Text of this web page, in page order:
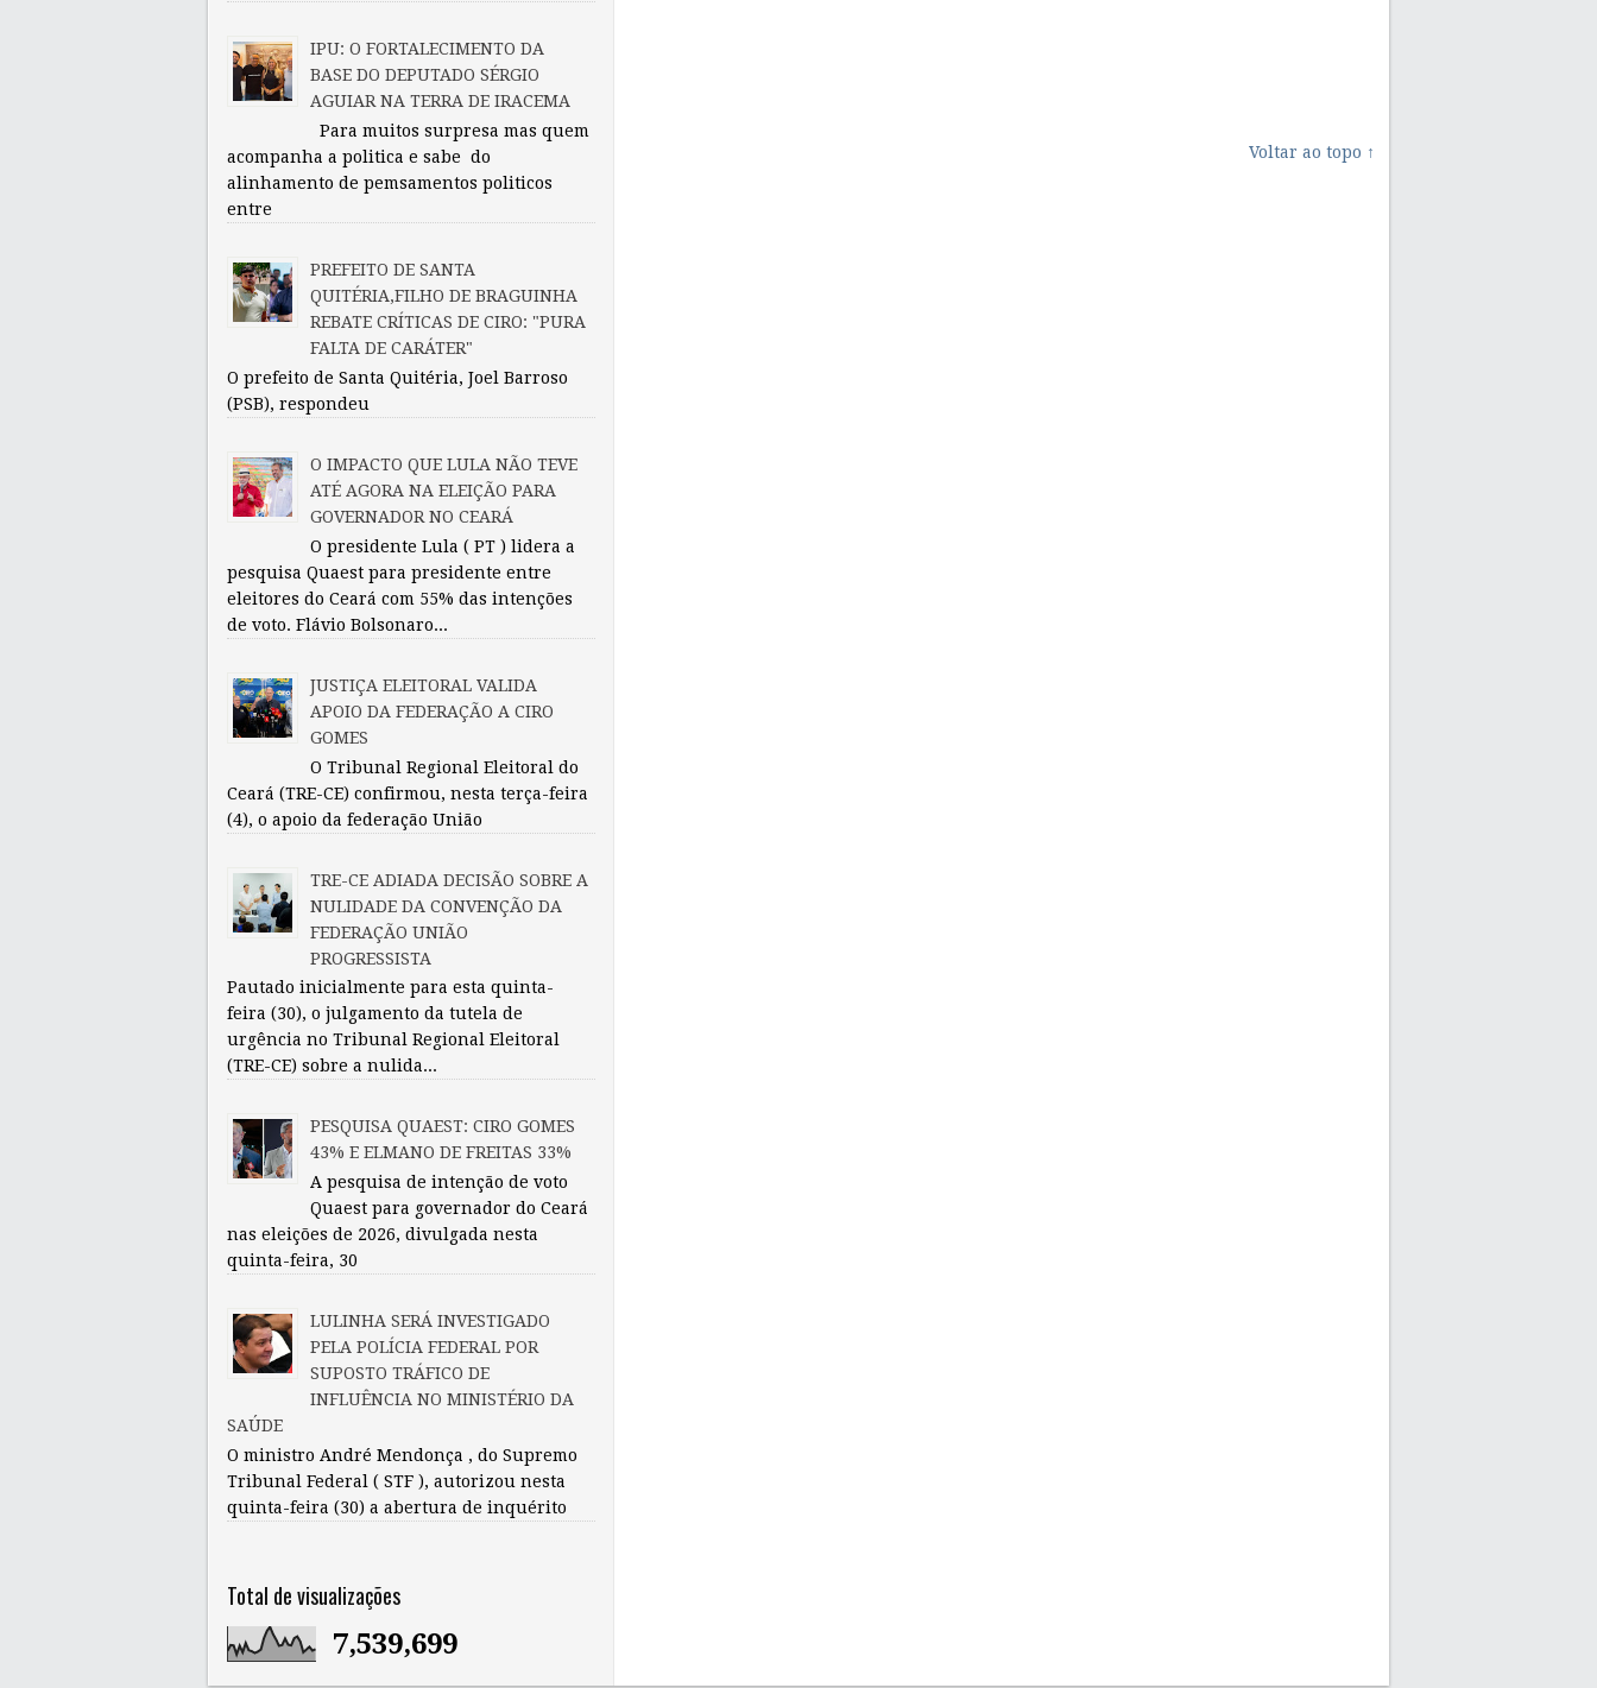
Voltar ao topo ↑
IPU: O FORTALECIMENTO DA
BASE DO DEPUTADO SÉRGIO
AGUIAR NA TERRA DE IRACEMA
Para muitos surpresa mas quem
acompanha a politica e sabe do
alinhamento de pemsamentos politicos
entre
PREFEITO DE SANTA
QUITÉRIA,FILHO DE BRAGUINHA
REBATE CRÍTICAS DE CIRO: "PURA
FALTA DE CARÁTER"
O prefeito de Santa Quitéria, Joel Barroso
(PSB), respondeu
O IMPACTO QUE LULA NÃO TEVE
ATÉ AGORA NA ELEIÇÃO PARA
GOVERNADOR NO CEARÁ
O presidente Lula ( PT ) lidera a
pesquisa Quaest para presidente entre
eleitores do Ceará com 55% das intenções
de voto. Flávio Bolsonaro...
JUSTIÇA ELEITORAL VALIDA
APOIO DA FEDERAÇÃO A CIRO
GOMES
O Tribunal Regional Eleitoral do
Ceará (TRE-CE) confirmou, nesta terça-feira
(4), o apoio da federação União
TRE-CE ADIADA DECISÃO SOBRE A
NULIDADE DA CONVENÇÃO DA
FEDERAÇÃO UNIÃO
PROGRESSISTA
Pautado inicialmente para esta quinta-
feira (30), o julgamento da tutela de
urgência no Tribunal Regional Eleitoral
(TRE-CE) sobre a nulida...
PESQUISA QUAEST: CIRO GOMES
43% E ELMANO DE FREITAS 33%
A pesquisa de intenção de voto
Quaest para governador do Ceará
nas eleições de 2026, divulgada nesta
quinta-feira, 30
LULINHA SERÁ INVESTIGADO
PELA POLÍCIA FEDERAL POR
SUPOSTO TRÁFICO DE
INFLUÊNCIA NO MINISTÉRIO DA
SAÚDE
O ministro André Mendonça , do Supremo
Tribunal Federal ( STF ), autorizou nesta
quinta-feira (30) a abertura de inquérito
Total de visualizações
7,539,699